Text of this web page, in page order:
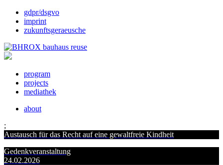
gdpr/dsgvo
imprint
zukunftsgeraeusche
program
projects
mediathek
about
;
Austausch für das Recht auf eine gewaltfreie Kindheit
Gedenkveranstaltung
24.02.2026